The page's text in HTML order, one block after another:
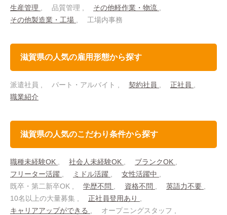
生産管理
品質管理
その他軽作業・物流
その他製造業・工場
工場内事務
滋賀県の人気の雇用形態から探す
派遣社員 パート・アルバイト 契約社員
正社員
職業紹介
滋賀県の人気のこだわり条件から探す
職種未経験OK 社会人未経験OK
ブランクOK
フリーター活躍
ミドル活躍
女性活躍中
既卒・第二新卒OK
学歴不問 資格不問
英語力不要
10名以上の大量募集
正社員登用あり
キャリアアップができる
オープニングスタッフ